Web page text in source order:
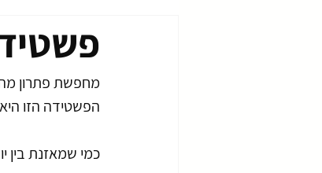
מחפשת פתרון
הפשטידה הזו
כמי שמאזנת בין